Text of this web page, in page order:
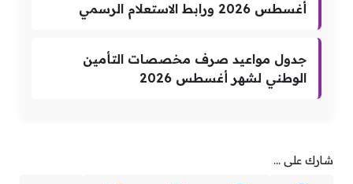
أغسطس 2026 ورابط الاستعلام الرسمي
جدول مواعيد صرف مخصصات التأمين
الوطني لشهر أغسطس 2026
شارك على ...